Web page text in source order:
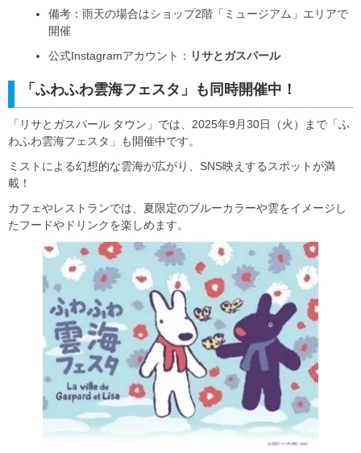
備考：雨天の場合はショップ2階「ミュージアム」エリアで
開催
公式Instagramアカウント： リサとガスパール
「ふわふわ雲海フェスタ」も同時開催中！
「リサとガスパール タウン」では、2025年9月30日（火）まで「ふ
わふわ雲海フェスタ」も開催中です。
ミストによる幻想的な雲海が広がり、SNS映えするスポットが満
載！
カフェやレストランでは、夏限定のブルーカラーや雲をイメージし
たフードやドリンクを楽しめます。